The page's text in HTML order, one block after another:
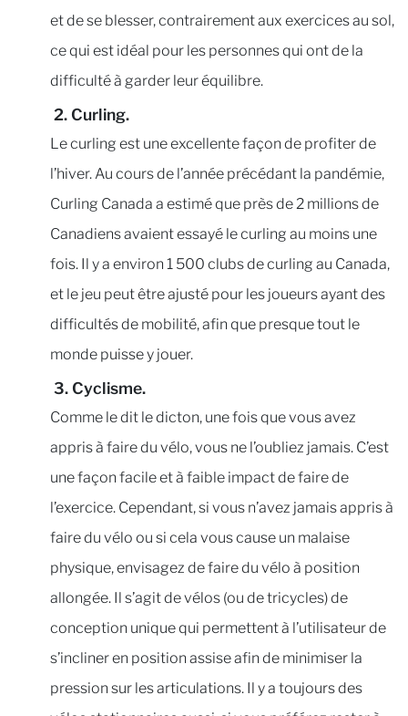
et de se blesser, contrairement aux exercices au sol,
ce qui est idéal pour les personnes qui ont de la
difficulté à garder leur équilibre.
2. Curling.
Le curling est une excellente façon de profiter de
l’hiver. Au cours de l’année précédant la pandémie,
Curling Canada a estimé que près de 2 millions de
Canadiens avaient essayé le curling au moins une
fois. Il y a environ 1 500 clubs de curling au Canada,
et le jeu peut être ajusté pour les joueurs ayant des
difficultés de mobilité, afin que presque tout le
monde puisse y jouer.
3. Cyclisme.
Comme le dit le dicton, une fois que vous avez
appris à faire du vélo, vous ne l’oubliez jamais. C’est
une façon facile et à faible impact de faire de
l’exercice. Cependant, si vous n’avez jamais appris à
faire du vélo ou si cela vous cause un malaise
physique, envisagez de faire du vélo à position
allongée. Il s’agit de vélos (ou de tricycles) de
conception unique qui permettent à l’utilisateur de
s’incliner en position assise afin de minimiser la
pression sur les articulations. Il y a toujours des